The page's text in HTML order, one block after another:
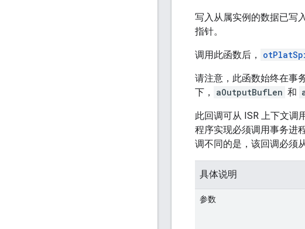
写入从属实例的数据已写
指针。
调用此函数后，
请注意，此函数始终在事
下，
aOutputBufLen 和
此回调可从 ISR 上下文调
程序实现必须调用事务进
调不同的是，该回调必须
具体说明
参数